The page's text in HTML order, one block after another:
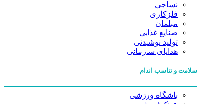
نساجی
فلزکاری
مبلمان
صنایع غذایی
تولید نوشیدنی
هدایای سازمانی
سلامت و تناسب اندام
باشگاه ورزشی